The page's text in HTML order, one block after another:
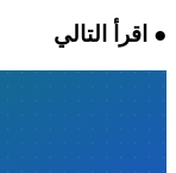
●اقرأ التالي